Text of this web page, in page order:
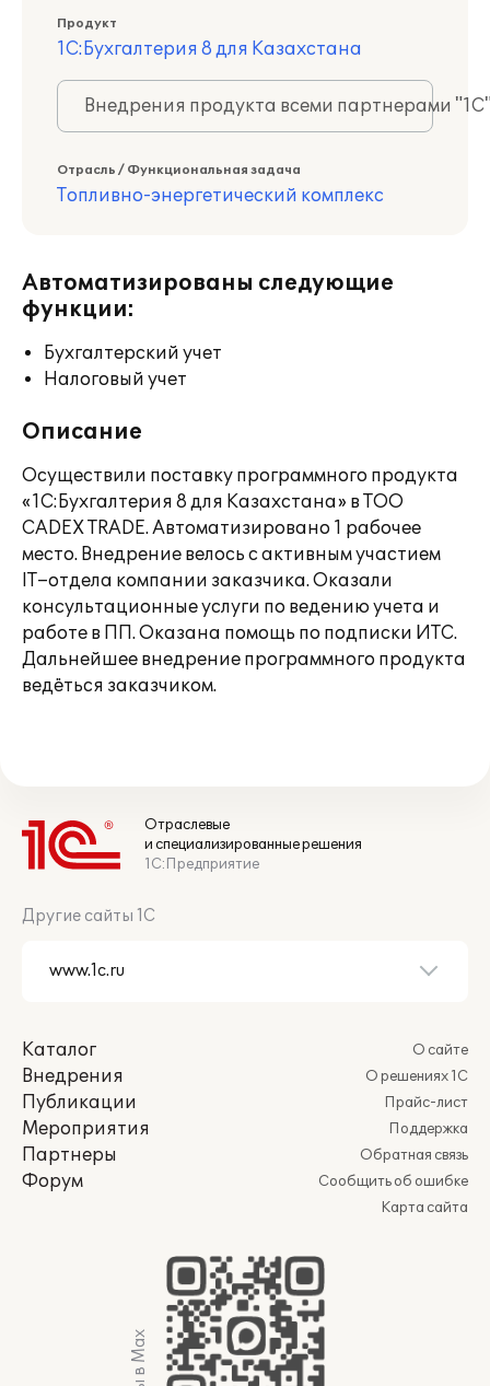
Продукт
1С:Бухгалтерия 8 для Казахстана
Внедрения продукта всеми партнерами
Отрасль / Функциональная задача
Топливно-энергетический комплекс
Автоматизированы следующие
функции:
Бухгалтерский учет
Налоговый учет
Описание
Осуществили поставку программного продукта
«1С:Бухгалтерия 8 для Казахстана» в ТОО
CADEX TRADE. Автоматизировано 1 рабочее
место. Внедрение велось с активным участием
IT–отдела компании заказчика. Оказали
консультационные услуги по ведению учета и
работе в ПП. Оказана помощь по подписки ИТС.
Дальнейшее внедрение программного продукта
ведёться заказчиком.
Отраслевые
и специализированные решения
1С:Предприятие
Другие сайты 1С
Каталог
Внедрения
Публикации
Мероприятия
Партнеры
Форум
О сайте
О решениях 1С
Прайс-лист
Поддержка
Обратная связь
Сообщить об ошибке
Карта сайта
Мы в Max